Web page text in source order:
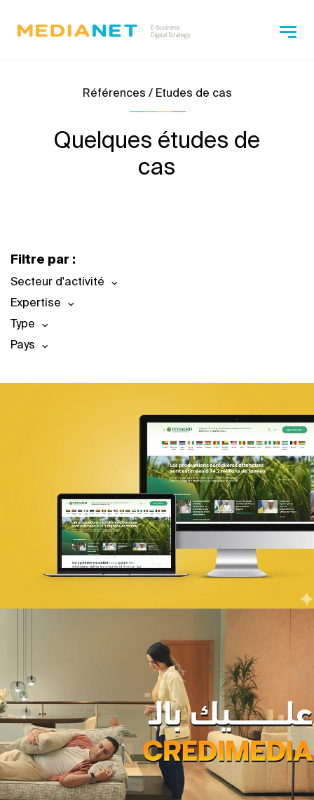
Références / Etudes de cas
Quelques études de
cas
Filtre par :
Secteur d'activité
Expertise
Type
Pays